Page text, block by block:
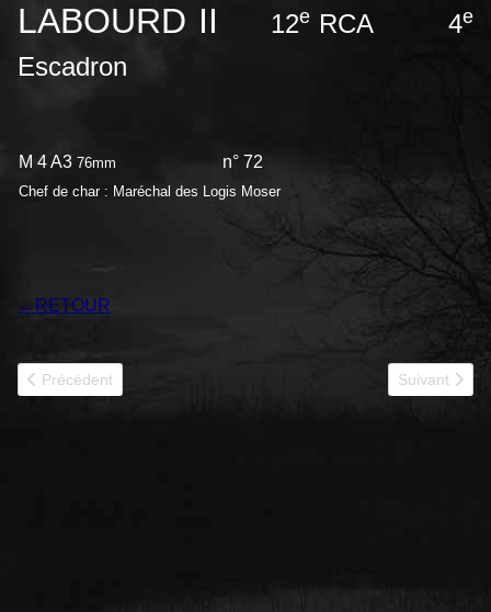
LABOURD II 12eRCA 4e
Escadron
M 4 A3 76mm n° 72
Chef de char : Maréchal des Logis Moser
← RETOUR
Article précédent : LAFFAUX 501RCC
Précédent Article
Suivant